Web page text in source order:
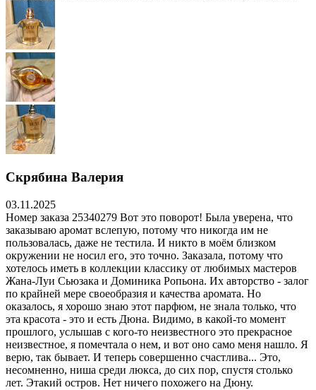
Скрябина Валерия
03.11.2025
Номер заказа 25340279 Вот это поворот! Была уверена, что
заказываю аромат вслепую, потому что никогда им не
пользовалась, даже не тестила. И никто в моём близком
окружении не носил его, это точно. Заказала, потому что
хотелось иметь в коллекции классику от любимых мастеров
Жана-Луи Сьюзака и Доминика Ропьона. Их авторство - залог
по крайней мере своеобразия и качества аромата. Но
оказалось, я хорошо знаю этот парфюм, не знала только, что
эта красота - это и есть Дюна. Видимо, в какой-то момент
прошлого, услышав с кого-то неизвестного это прекрасное
неизвестное, я помечтала о нем, и вот оно само меня нашло. Я
верю, так бывает. И теперь совершенно счастлива... Это,
несомненно, ниша среди люкса, до сих пор, спустя столько
лет. Этакий остров. Нет ничего похожего на Дюну.